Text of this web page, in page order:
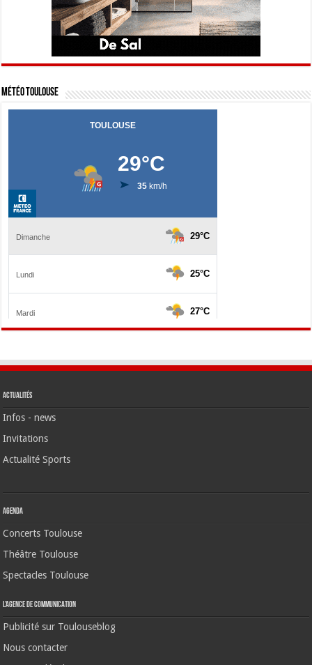
Météo Toulouse
Actualités
Infos - news
Invitations
Actualité Sports
Agenda
Concerts Toulouse
Théâtre Toulouse
Spectacles Toulouse
L’agence de communication
Publicité sur Toulouseblog
Nous contacter